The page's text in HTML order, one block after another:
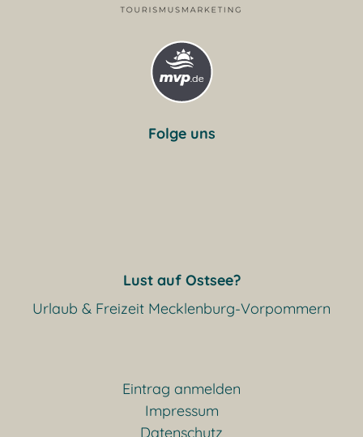
Folge uns
Lust auf Ostsee?
Urlaub & Freizeit Mecklenburg-Vorpommern
Eintrag anmelden
Impressum
Datenschutz